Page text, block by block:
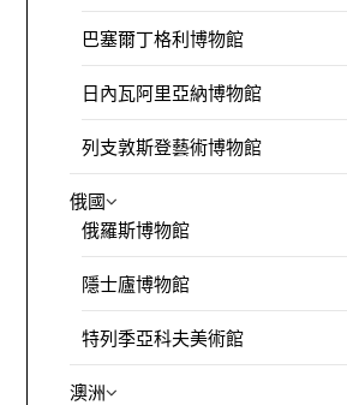
巴塞爾丁格利博物館
日內瓦阿里亞納博物館
列支敦斯登藝術博物館
俄國
俄羅斯博物館
隱士廬博物館
特列季亞科夫美術館
澳洲